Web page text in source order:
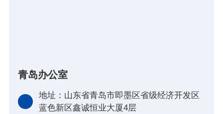
青岛办公室
地址：山东省青岛市即墨区省级经济开发区
蓝色新区鑫诚恒业大厦4层